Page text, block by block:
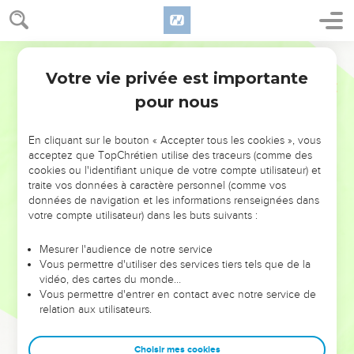
NE MANQUEZ PAS L’ÉVÉNEMENT
DE L’ANNÉE !
ET SI LEURS ERREURS POUVAIENT VOUS ÉVITER LES
VOTRES ?
leur foi ou leur vision. Mais on voit moins les doutes, les erreurs
et les saisons difficiles qu'ils ont traversés, alors même que ce
sont elles qui les ont façonnés.
Dans cette conférence, leaders, entrepreneurs, et responsables
clés pour avancer avec plus de sagesse afin que leurs erreurs
Votre vie privée est importante
pour nous
En cliquant sur le bouton « Accepter tous les cookies », vous
acceptez que TopChrétien utilise des traceurs (comme des
cookies ou l'identifiant unique de votre compte utilisateur) et
traite vos données à caractère personnel (comme vos
données de navigation et les informations renseignées dans
votre compte utilisateur) dans les buts suivants :
Mesurer l'audience de notre service
Vous permettre d'utiliser des services tiers tels que de la
vidéo, des cartes du monde…
Vous permettre d'entrer en contact avec notre service de
relation aux utilisateurs.
Choisir mes cookies